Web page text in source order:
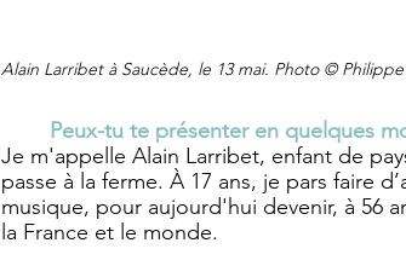
Alain Larribet à Saucède, le 13 mai. Photo ©
Peux-tu te présenter en quelques
Je m'appelle Alain Larribet, enfant de
passe à la ferme. À 17 ans, je pars faire
musique, pour aujourd'hui devenir, à 56
la France et le monde.